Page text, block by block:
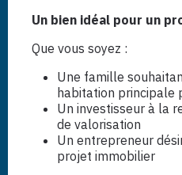
Un bien idéal pour un
Que vous soyez :
Une famille
habitation principale
Un investisseur à la
de valorisation
Un entrepreneur
projet immobilier